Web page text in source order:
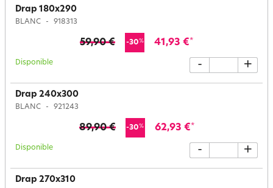
Drap 180x290
BLANC 918313
59,90 € -30% 41,93 €*
Disponible - +
Drap 240x300
BLANC 921243
89,90 € -30% 62,93 €*
Disponible - +
Drap 270x310